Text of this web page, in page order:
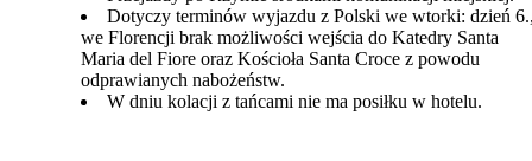
Dotyczy terminów wyjazdu z Polski we wtorki: dzień
we Florencji brak możliwości wejścia do Katedry Santa
Maria del Fiore oraz Kościoła Santa Croce z powodu
odprawianych nabożeństw.
W dniu kolacji z tańcami nie ma posiłku w hotelu.